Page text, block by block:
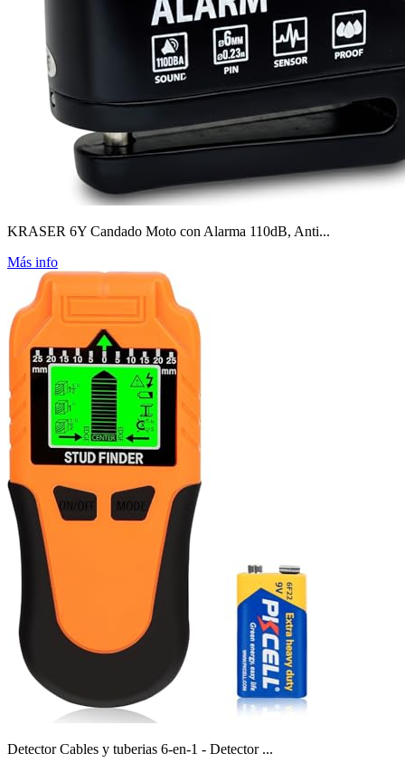
KRASER 6Y Candado Moto con Alarma 110dB, Anti...
Más info
Detector Cables y tuberias 6-en-1 - Detector ...